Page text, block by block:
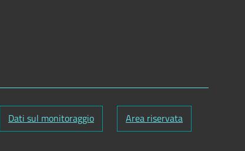
Dati sul monitoraggio Area riservata